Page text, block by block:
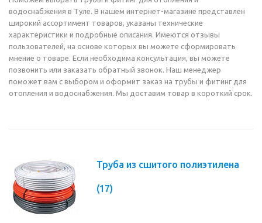
водоснабжения в Туле. В нашем интернет-магазине представлен
широкий ассортимент товаров, указаны технические
характеристики и подробные описания. Имеются отзывы
пользователей, на основе которых вы можете сформировать
мнение о товаре. Если необходима консультация, вы можете
позвонить или заказать обратный звонок. Наш менеджер
поможет вам с выбором и оформит заказ на трубы и фитинг для
отопления и водоснабжения. Мы доставим товар в короткий срок.
Труба из сшитого полиэтилена
(17)